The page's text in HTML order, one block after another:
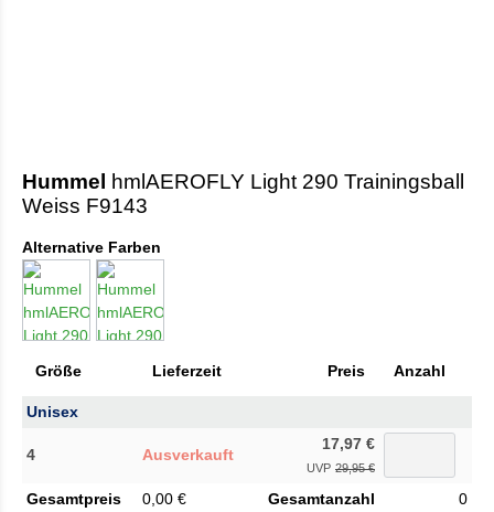
Hummel
hmlAEROFLY Light 290 Trainingsball
Weiss F9143
Alternative Farben
Größe Lieferzeit Preis Anzahl
Unisex
4 Ausverkauft
17,97 €
UVP 29,95 €
Gesamtpreis 0,00 € Gesamtanzahl 0